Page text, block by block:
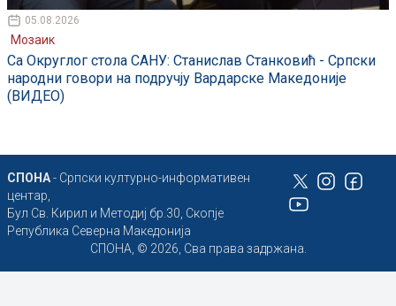
05.08.2026
Мозаик
Са Округлог стола САНУ: Станислав Станковић - Српски
народни говори на подручју Вардарске Македоније
(ВИДЕО)
СПОНА- Српски културно-информативен
центар,
Бул Св. Кирил и Методиј бр.30, Скопје
Република Северна Македонија
СПОНА, © 2026, Сва права задржана.